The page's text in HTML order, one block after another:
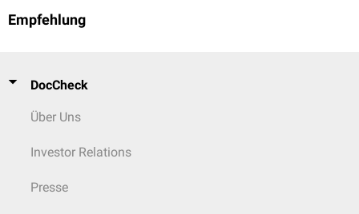
Empfehlung
DocCheck
Über Uns
Investor Relations
Presse